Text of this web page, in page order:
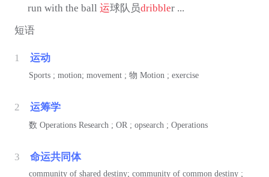
run with the ball 运球队员dribbler ...
短语
1 运动
Sports ; motion; movement ; 物 Motion ; exercise
2 运筹学
数 Operations Research ; OR ; opsearch ; Operations
3 命运共同体
community of shared destiny; community of common destiny ;